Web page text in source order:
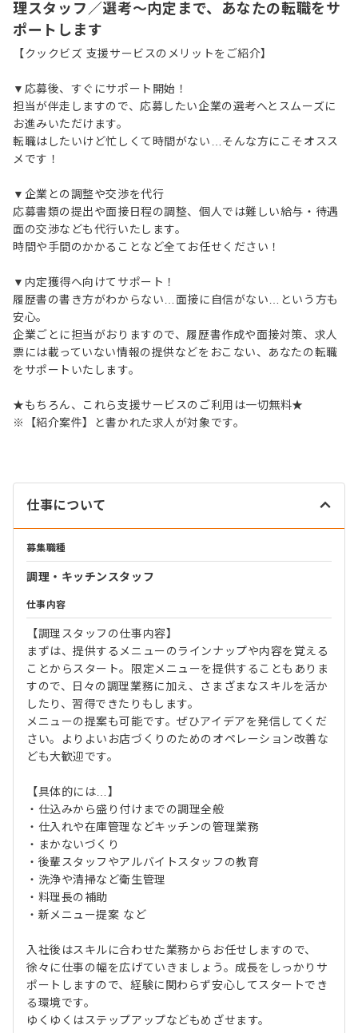
理スタッフ／選考～内定まで、あなたの転職をサ
ポートします
【クックビズ 支援サービスのメリットをご紹介】
▼応募後、すぐにサポート開始！
担当が伴走しますので、応募したい企業の選考へとスムーズに
お進みいただけます。
転職はしたいけど忙しくて時間がない…そんな方にこそオスス
メです！
▼企業との調整や交渉を代行
応募書類の提出や面接日程の調整、個人では難しい給与・待遇
面の交渉なども代行いたします。
時間や手間のかかることなど全てお任せください！
▼内定獲得へ向けてサポート！
履歴書の書き方がわからない…面接に自信がない…という方も
安心。
企業ごとに担当がおりますので、履歴書作成や面接対策、求人
票には載っていない情報の提供などをおこない、あなたの転職
をサポートいたします。
★もちろん、これら支援サービスのご利用は一切無料★
※【紹介案件】と書かれた求人が対象です。
仕事について
募集職種
調理・キッチンスタッフ
仕事内容
【調理スタッフの仕事内容】
まずは、提供するメニューのラインナップや内容を覚える
ことからスタート。限定メニューを提供することもありま
すので、日々の調理業務に加え、さまざまなスキルを活か
したり、習得できたりもします。
メニューの提案も可能です。ぜひアイデアを発信してくだ
さい。よりよいお店づくりのためのオペレーション改善な
ども大歓迎です。
【具体的には…】
・仕込みから盛り付けまでの調理全般
・仕入れや在庫管理などキッチンの管理業務
・まかないづくり
・後輩スタッフやアルバイトスタッフの教育
・洗浄や清掃など衛生管理
・料理長の補助
・新メニュー提案 など
入社後はスキルに合わせた業務からお任せしますので、
徐々に仕事の幅を広げていきましょう。成長をしっかりサ
ポートしますので、経験に関わらず安心してスタートでき
る環境です。
ゆくゆくはステップアップなどもめざせます。